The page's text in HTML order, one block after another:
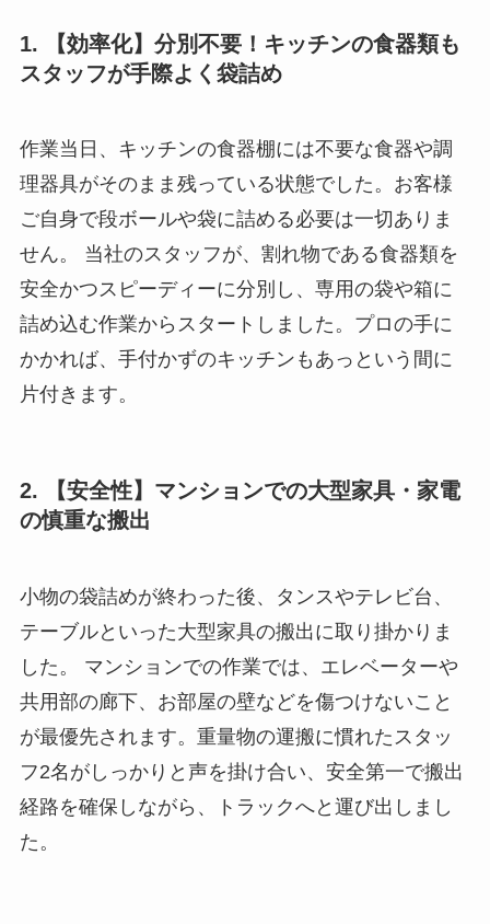
1. 【効率化】分別不要！キッチンの食器類も
スタッフが手際よく袋詰め
作業当日、キッチンの食器棚には不要な食器や調
理器具がそのまま残っている状態でした。お客様
ご自身で段ボールや袋に詰める必要は一切ありま
せん。 当社のスタッフが、割れ物である食器類を
安全かつスピーディーに分別し、専用の袋や箱に
詰め込む作業からスタートしました。プロの手に
かかれば、手付かずのキッチンもあっという間に
片付きます。
2. 【安全性】マンションでの大型家具・家電
の慎重な搬出
小物の袋詰めが終わった後、タンスやテレビ台、
テーブルといった大型家具の搬出に取り掛かりま
した。 マンションでの作業では、エレベーターや
共用部の廊下、お部屋の壁などを傷つけないこと
が最優先されます。重量物の運搬に慣れたスタッ
フ2名がしっかりと声を掛け合い、安全第一で搬出
経路を確保しながら、トラックへと運び出しまし
た。